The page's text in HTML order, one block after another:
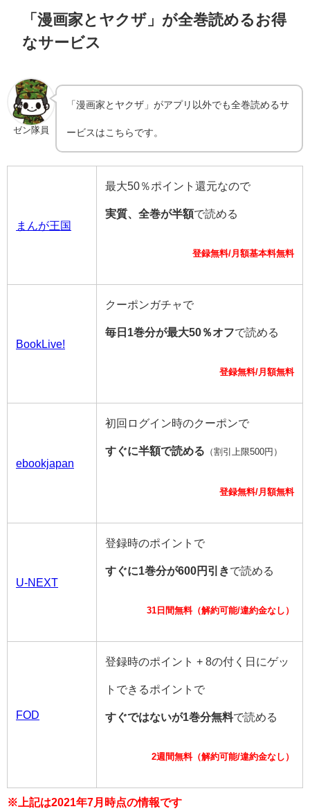
「漫画家とヤクザ」が全巻読めるお得
なサービス
ゼン隊員
「漫画家とヤクザ」がアプリ以外でも全巻読めるサ
ービスはこちらです。
まんが王国
最大50％ポイント還元なので
実質、全巻が半額で読める
登録無料/月額基本料無料
BookLive!
クーポンガチャで
毎日1巻分が最大50％オフで読める
登録無料/月額無料
ebookjapan
初回ログイン時のクーポンで
すぐに半額で読める （割引上限500円）
登録無料/月額無料
U-NEXT
登録時のポイントで
すぐに1巻分が600円引きで読める
31日間無料（解約可能/違約金なし）
FOD
登録時のポイント + 8の付く日にゲッ
トできるポイントで
すぐではないが1巻分無料で読める
2週間無料（解約可能/違約金なし）
※上記は2021年7月時点の情報です